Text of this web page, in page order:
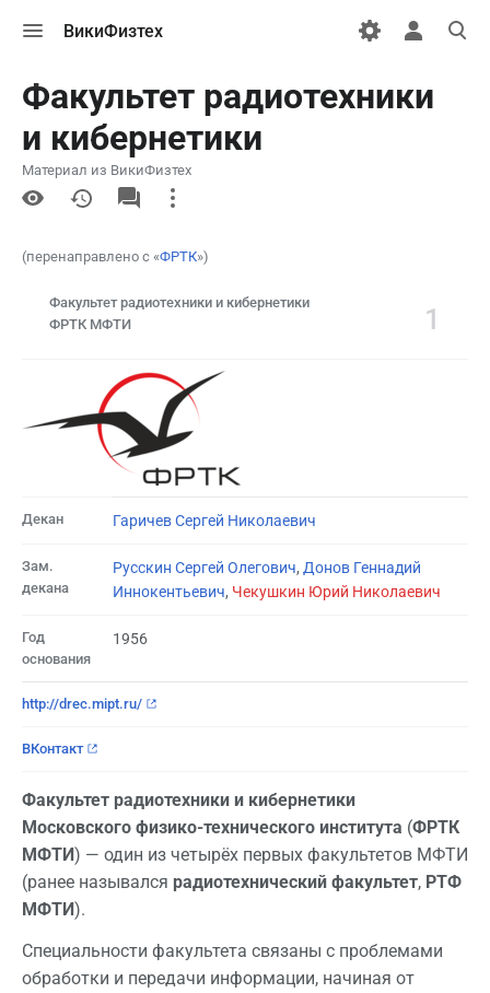
меню
ВикиФизтех
Открыть
поиск
Факультет радиотехники
и кибернетики
Материал из ВикиФизтех
More
actions
(перенаправлено с «ФРТК»)
1
Факультет радиотехники и кибернетики
ФРТК МФТИ
Декан Гаричев Сергей Николаевич
Зам.
декана
Русскин Сергей Олегович, Донов Геннадий
Иннокентьевич, Чекушкин Юрий Николаевич
Год
основания
1956
http://drec.mipt.ru/
ВКонтакт
Факультет радиотехники и кибернетики
Московского физико-технического института (ФРТК
МФТИ) — один из четырёх первых факультетов МФТИ
(ранее назывался радиотехнический факультет, РТФ
МФТИ).
Специальности факультета связаны с проблемами
обработки и передачи информации, начиная от